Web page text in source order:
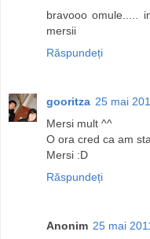
bravooo omule.....
mersii
Răspundeți
gooritza 25 mai
Mersi mult ^^
O ora cred ca am
Mersi :D
Răspundeți
Anonim 25 mai